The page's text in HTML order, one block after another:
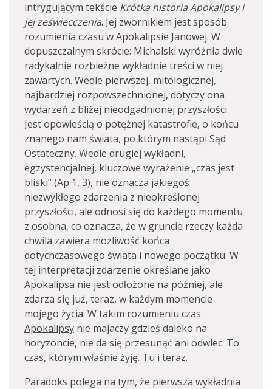
intrygującym tekście Krótka historia Apokalipsy i
jej zeświecczenia. Jej zwornikiem jest sposób
rozumienia czasu w Apokalipsie Janowej. W
dopuszczalnym skrócie: Michalski wyróżnia dwie
radykalnie rozbieżne wykładnie treści w niej
zawartych. Wedle pierwszej, mitologicznej,
najbardziej rozpowszechnionej, dotyczy ona
wydarzeń z bliżej nieodgadnionej przyszłości.
Jest opowieścią o potężnej katastrofie, o końcu
znanego nam świata, po którym nastąpi Sąd
Ostateczny. Wedle drugiej wykładni,
egzystencjalnej, kluczowe wyrażenie „czas jest
bliski” (Ap 1, 3), nie oznacza jakiegoś
niezwykłego zdarzenia z nieokreślonej
przyszłości, ale odnosi się do każdego momentu
z osobna, co oznacza, że w gruncie rzeczy każda
chwila zawiera możliwość końca
dotychczasowego świata i nowego początku. W
tej interpretacji zdarzenie określane jako
Apokalipsa nie jestodłożone na później, ale
zdarza się już, teraz, w każdym momencie
mojego życia. W takim rozumieniu czas
Apokalipsy nie majaczy gdzieś daleko na
horyzoncie, nie da się przesunąć ani odwlec. To
czas, którym właśnie żyję. Tu i teraz.
Paradoks polega na tym, że pierwsza wykładnia